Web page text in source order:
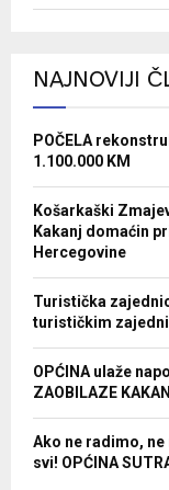
NAJNOVIJI
POČELA
1.100.000 KM
Košarkaški
Kakanj domaćin
Hercegovine
Turistička
turističkim
OPĆINA ulaže
ZAOBILAZE
Ako ne radimo,
svi! OPĆINA